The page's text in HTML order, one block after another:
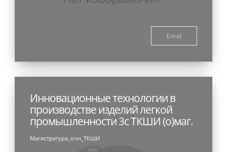
Enrol
Инновационные технологии в
производстве изделий легкой
промышленности 3с ТКШИ (о)маг.
Магистратура_очн_ТКШИ